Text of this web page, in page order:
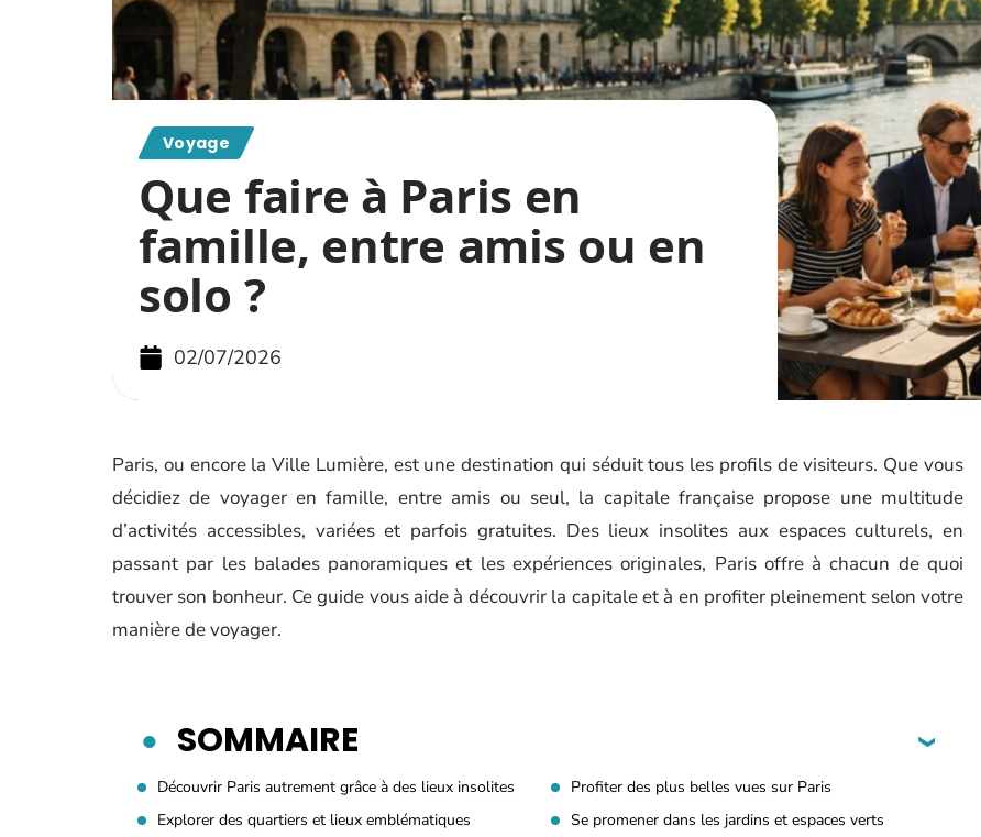
Voyage
Que faire à Paris en
famille, entre amis ou en
solo ?
02/07/2026
Paris, ou encore la Ville Lumière, est une destination qui séduit tous les profils de visiteurs. Que vous
décidiez de voyager en famille, entre amis ou seul, la capitale française propose une multitude
d’activités accessibles, variées et parfois gratuites. Des lieux insolites aux espaces culturels, en
passant par les balades panoramiques et les expériences originales, Paris offre à chacun de quoi
trouver son bonheur. Ce guide vous aide à découvrir la capitale et à en profiter pleinement selon votre
manière de voyager.
SOMMAIRE
Découvrir Paris autrement grâce à des lieux insolites
Profiter des plus belles vues sur Paris
Explorer des quartiers et lieux emblématiques
Se promener dans les jardins et espaces verts